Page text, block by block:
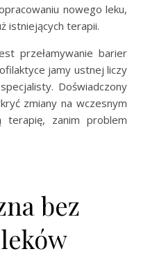
nowego leku,
istniejących terapii.
przełamywanie barier
jamy ustnej liczy
Doświadczony
zmiany na wczesnym
terapię, zanim problem
bez